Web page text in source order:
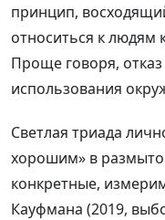
принцип,
относиться к людям
Проще говоря,
использования
Светлая триада
хорошим» в
конкретные,
Кауфмана (2019,